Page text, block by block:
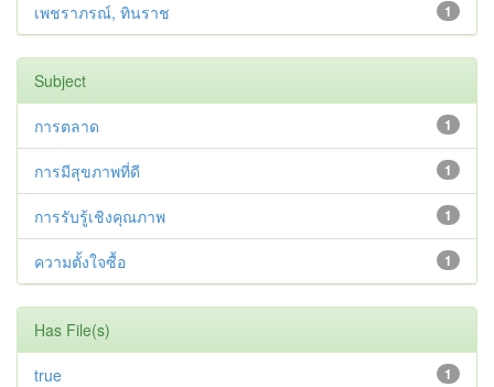
1
เพชราภรณ์, ทินราช
Subject
1
การตลาด
1
การมีสุขภาพที่ดี
1
การรับรู้เชิงคุณภาพ
1
ความตั้งใจซื้อ
Has File(s)
1
true